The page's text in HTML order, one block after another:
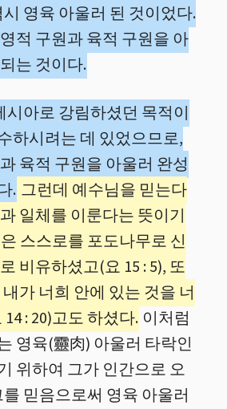
영육 아울러 된 것이었다.
적 구원과 육적 구원을 아
는 것이다.
시아로 강림하셨던 목적이
하시려는 데 있었으므로,
육적 구원을 아울러 완성
. 그런데 예수님을 믿는다
일체를 이룬다는 뜻이기
스스로를 포도나무로 신
비유하셨고(요 15 : 5), 또
가 너희 안에 있는 것을 너
: 20)고도 하셨다. 이처럼
영육(靈肉) 아울러 타락인
위하여 그가 인간으로 오
믿음으로써 영육 아울러